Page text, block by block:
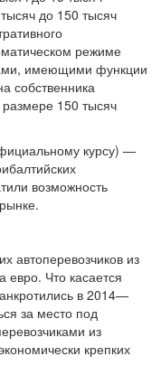
до 150 тысяч
режиме
имеющими функции
собственника
размере 150 тысяч
курсу) —
возможность
автоперевозчиков из
евро. Что касается
в 2014—
за место под
из
крепких